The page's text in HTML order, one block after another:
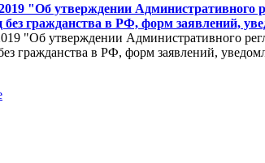
"Об утверждении Административного
гражданства в РФ, форм заявлений,
"Об утверждении Административного
гражданства в РФ, форм заявлений,